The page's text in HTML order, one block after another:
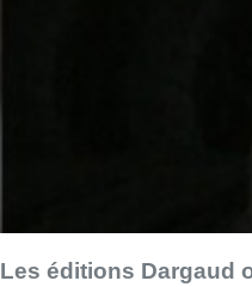
Les éditions Dargaud